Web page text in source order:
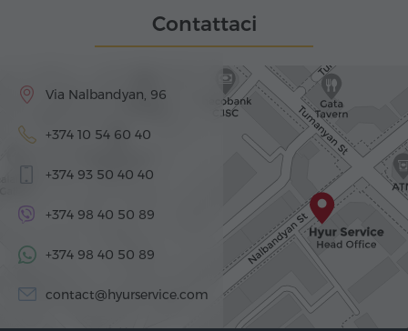
Contattaci
Via Nalbandyan, 96
+374 10 54 60 40
+374 93 50 40 40
+374 98 40 50 89
+374 98 40 50 89
contact@hyurservice.com